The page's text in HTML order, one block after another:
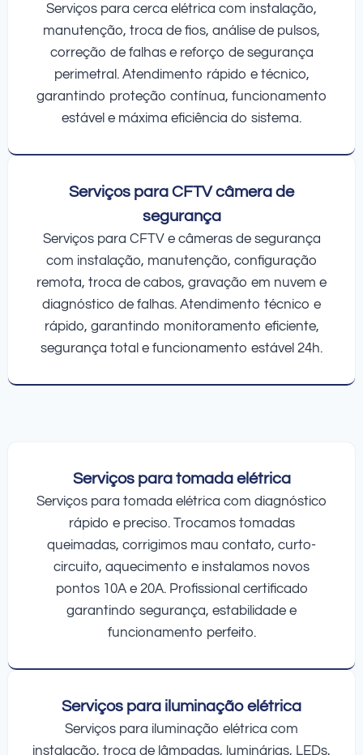
Serviços para cerca elétrica com instalação,
manutenção, troca de fios, análise de pulsos,
correção de falhas e reforço de segurança
perimetral. Atendimento rápido e técnico,
garantindo proteção contínua, funcionamento
estável e máxima eficiência do sistema.
Serviços para CFTV câmera de
segurança
Serviços para CFTV e câmeras de segurança
com instalação, manutenção, configuração
remota, troca de cabos, gravação em nuvem e
diagnóstico de falhas. Atendimento técnico e
rápido, garantindo monitoramento eficiente,
segurança total e funcionamento estável 24h.
Serviços para tomada elétrica
Serviços para tomada elétrica com diagnóstico
rápido e preciso. Trocamos tomadas
queimadas, corrigimos mau contato, curto-
circuito, aquecimento e instalamos novos
pontos 10A e 20A. Profissional certificado
garantindo segurança, estabilidade e
funcionamento perfeito.
Serviços para iluminação elétrica
Serviços para iluminação elétrica com
instalação, troca de lâmpadas, luminárias, LEDs,